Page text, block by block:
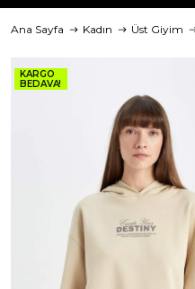
Ana Sayfa Kadın Üst Giyim
KARGO
BEDAVA!